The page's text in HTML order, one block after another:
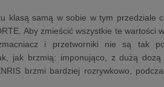
klasą samą w sobie w tym przedziale
Aby zmieścić wszystkie te wartości
i przetworniki nie są tak
jak brzmią: imponująco, z dużą
brzmi bardziej rozrywkowo,